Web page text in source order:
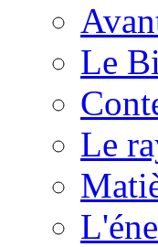
Le
Le